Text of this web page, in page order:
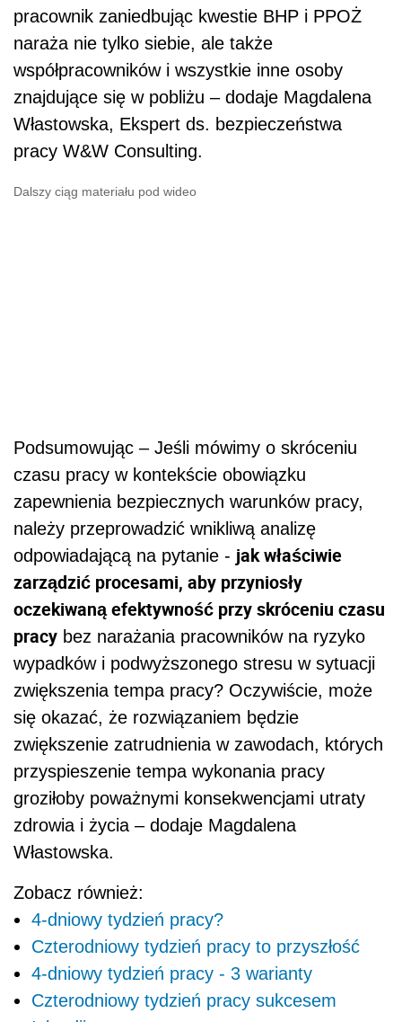
pracownik zaniedbując kwestie BHP i PPOŻ
naraża nie tylko siebie, ale także
współpracowników i wszystkie inne osoby
znajdujące się w pobliżu – dodaje Magdalena
Włastowska, Ekspert ds. bezpieczeństwa
pracy W&W Consulting.
Dalszy ciąg materiału pod wideo
Podsumowując – Jeśli mówimy o skróceniu
czasu pracy w kontekście obowiązku
zapewnienia bezpiecznych warunków pracy,
należy przeprowadzić wnikliwą analizę
odpowiadającą na pytanie - jak właściwie
zarządzić procesami, aby przyniosły
oczekiwaną efektywność przy skróceniu czasu
pracy bez narażania pracowników na ryzyko
wypadków i podwyższonego stresu w sytuacji
zwiększenia tempa pracy? Oczywiście, może
się okazać, że rozwiązaniem będzie
zwiększenie zatrudnienia w zawodach, których
przyspieszenie tempa wykonania pracy
groziłoby poważnymi konsekwencjami utraty
zdrowia i życia – dodaje Magdalena
Włastowska.
Zobacz również:
4-dniowy tydzień pracy?
Czterodniowy tydzień pracy to przyszłość
4-dniowy tydzień pracy - 3 warianty
Czterodniowy tydzień pracy sukcesem